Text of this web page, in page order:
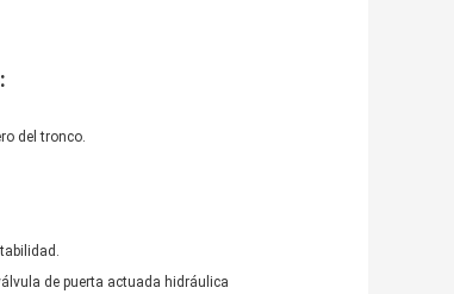
del tronco.
de puerta actuada hidráulica